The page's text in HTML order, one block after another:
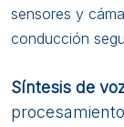
sensores y
conducción
Síntesis de